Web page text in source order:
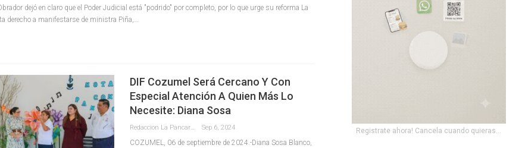
dejó en claro que el Poder Judicial está "podrido" por completo, por lo que urge su reforma La
derecho a manifestarse de ministra Piña,…
DIF Cozumel Será Cercano Y Con
Especial Atención A Quien Más Lo
Necesite: Diana Sosa
Sep 6, 2024
COZUMEL, 06 de septiembre de 2024.-Diana Sosa Blanco,
Registrate ahora! Cancela cuando quieras...